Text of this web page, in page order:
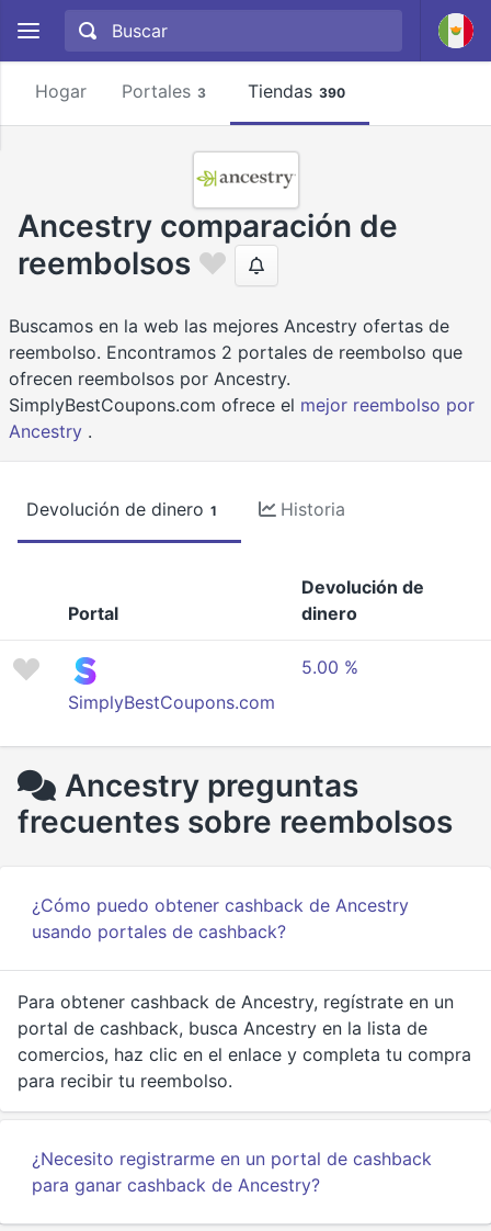
Hogar Portales 3 Tiendas 390
Ancestry comparación de
reembolsos
Buscamos en la web las mejores Ancestry ofertas de
reembolso. Encontramos 2 portales de reembolso que
ofrecen reembolsos por Ancestry.
SimplyBestCoupons.com ofrece el mejor reembolso por
Ancestry .
Devolución de dinero 1 Historia
Portal
Devolución de
dinero
SimplyBestCoupons.com
5.00 %
Ancestry preguntas
frecuentes sobre reembolsos
¿Cómo puedo obtener cashback de Ancestry
usando portales de cashback?
Para obtener cashback de Ancestry, regístrate en un
portal de cashback, busca Ancestry en la lista de
comercios, haz clic en el enlace y completa tu compra
para recibir tu reembolso.
¿Necesito registrarme en un portal de cashback
para ganar cashback de Ancestry?